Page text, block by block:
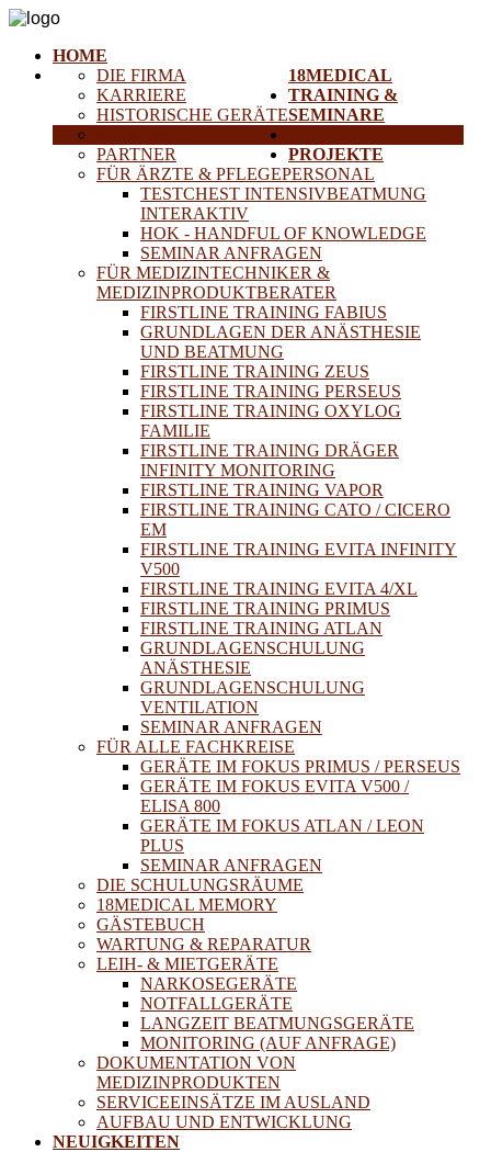
HOME
18MEDICAL
DIE FIRMA
KARRIERE
HISTORISCHE GERÄTE
PARTNER
TRAINING &
SEMINARE
FÜR ÄRZTE & PFLEGEPERSONAL
TESTCHEST INTENSIVBEATMUNG
INTERAKTIV
HOK - HANDFUL OF KNOWLEDGE
SEMINAR ANFRAGEN
FÜR MEDIZINTECHNIKER &
MEDIZINPRODUKTBERATER
FIRSTLINE TRAINING FABIUS
GRUNDLAGEN DER ANÄSTHESIE
UND BEATMUNG
FIRSTLINE TRAINING ZEUS
FIRSTLINE TRAINING PERSEUS
FIRSTLINE TRAINING OXYLOG
FAMILIE
FIRSTLINE TRAINING DRÄGER
INFINITY MONITORING
FIRSTLINE TRAINING VAPOR
FIRSTLINE TRAINING CATO / CICERO
EM
FIRSTLINE TRAINING EVITA INFINITY
V500
FIRSTLINE TRAINING EVITA 4/XL
FIRSTLINE TRAINING PRIMUS
FIRSTLINE TRAINING ATLAN
GRUNDLAGENSCHULUNG
ANÄSTHESIE
GRUNDLAGENSCHULUNG
VENTILATION
SEMINAR ANFRAGEN
FÜR ALLE FACHKREISE
GERÄTE IM FOKUS PRIMUS / PERSEUS
GERÄTE IM FOKUS EVITA V500 /
ELISA 800
GERÄTE IM FOKUS ATLAN / LEON
PLUS
SEMINAR ANFRAGEN
DIE SCHULUNGSRÄUME
18MEDICAL MEMORY
GÄSTEBUCH
WARTUNG & REPARATUR
LEIH- & MIETGERÄTE
NARKOSEGERÄTE
NOTFALLGERÄTE
LANGZEIT BEATMUNGSGERÄTE
MONITORING (AUF ANFRAGE)
DOKUMENTATION VON
MEDIZINPRODUKTEN
PROJEKTE
SERVICEEINSÄTZE IM AUSLAND
AUFBAU UND ENTWICKLUNG
NEUIGKEITEN